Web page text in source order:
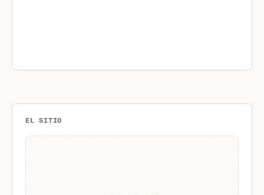
EL SITIO